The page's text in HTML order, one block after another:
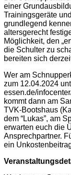
einer
Trainingsgeräte
grundlegend
altersgerecht
Möglichkeit, den
die Schulter zu
bereiten sich
Wer am
zum 12.04.2024
essen.de/
kommt dann am
TVK-Bootshaus
dem “Lukas”, am
erwarten euch die
Ansprechpartner.
ein